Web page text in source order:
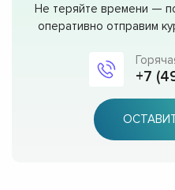
Не теряйте времени —
оперативно отправим
+7